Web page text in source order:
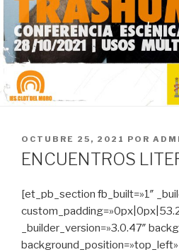
PUBLICADO
EN
OCTUBRE 25, 2021 POR
ENCUENTROS
[et_pb_section fb_built=»1″
_builder_version=»3.0.47″
background_position=»top_left»